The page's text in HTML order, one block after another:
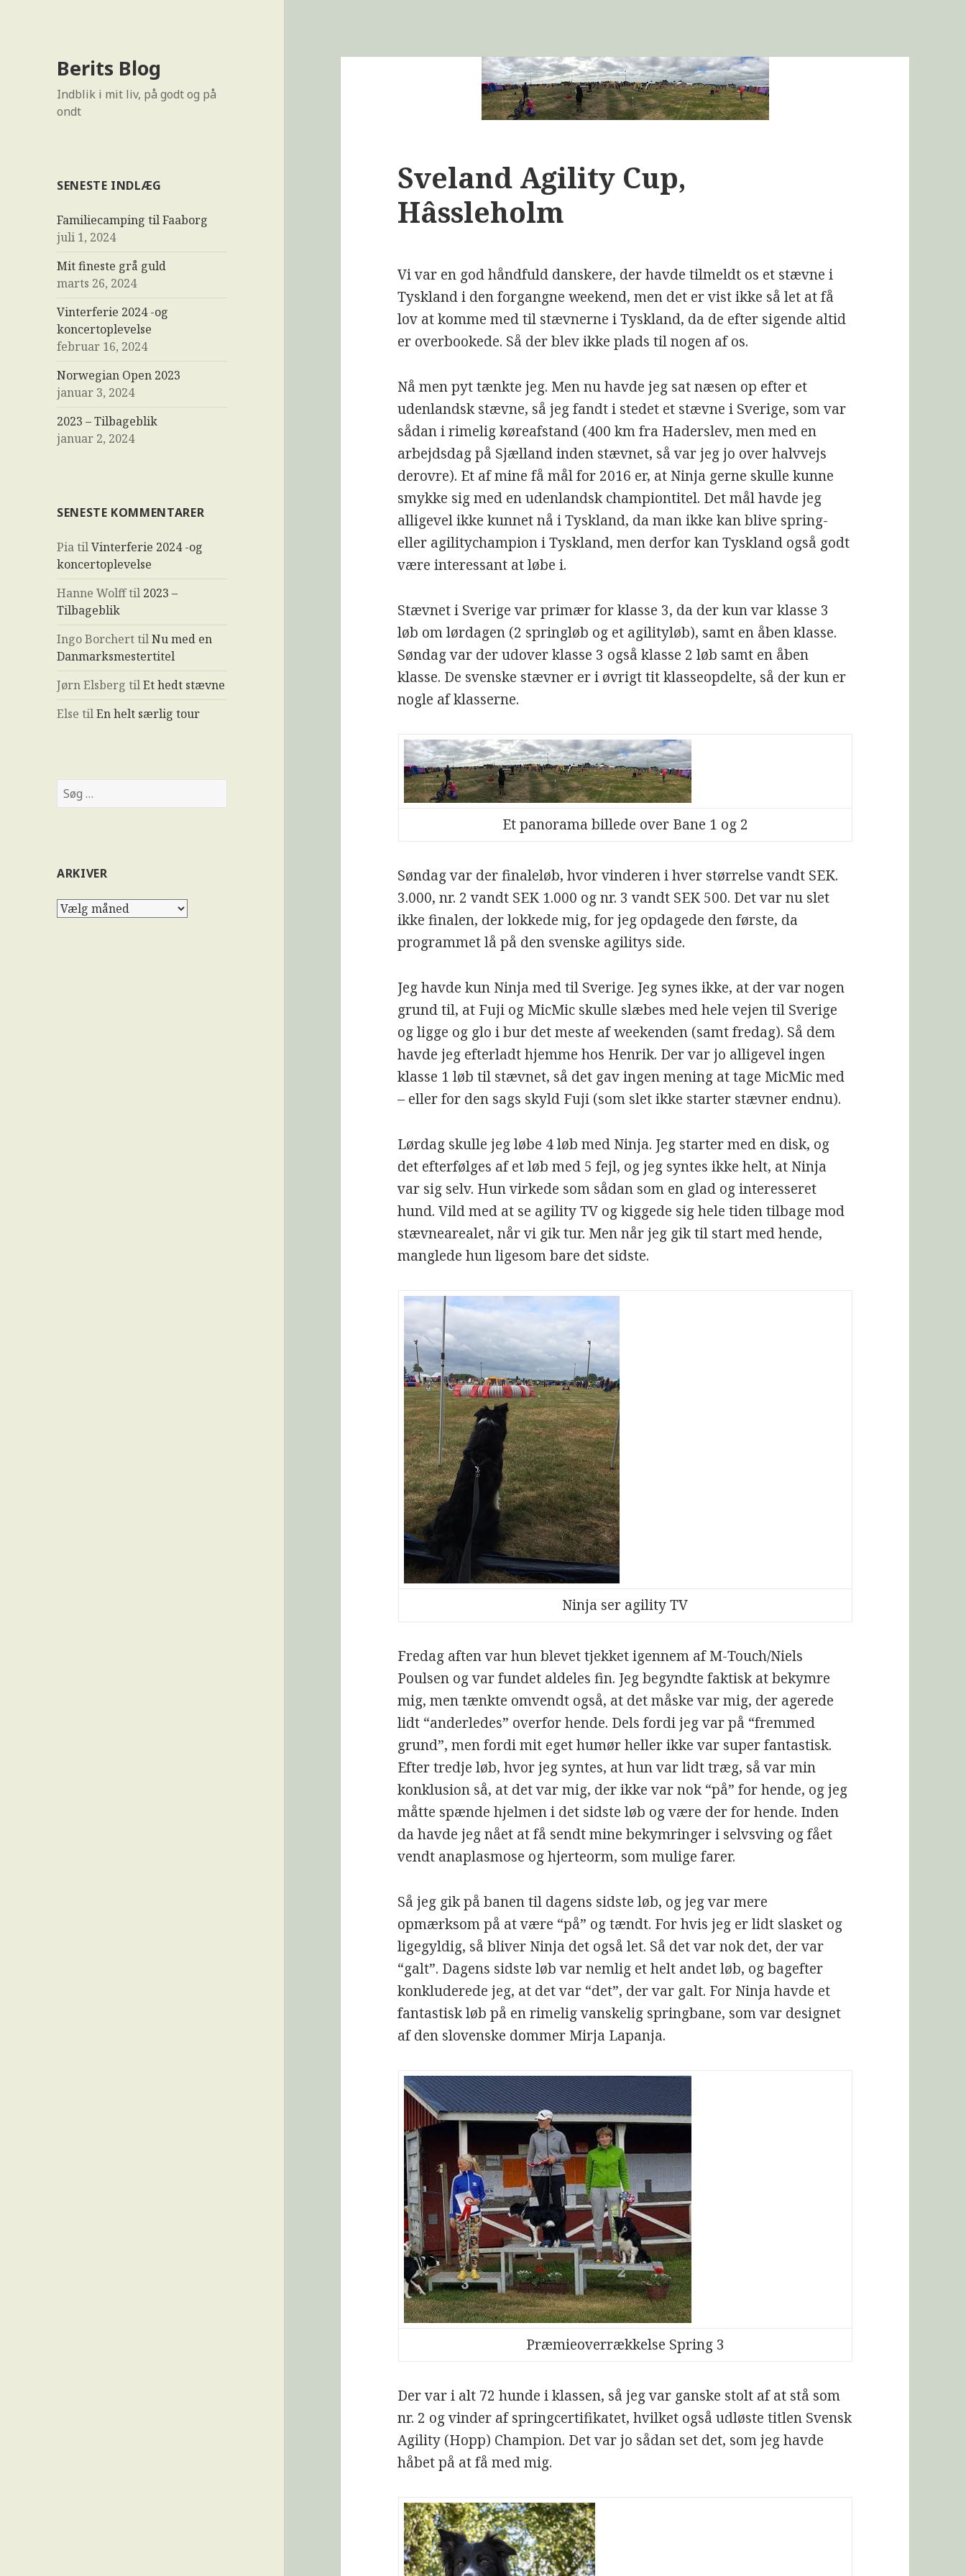
Berits Blog
Indblik i mit liv, på godt og på
ondt
SENESTE INDLÆG
Familiecamping til Faaborg
juli 1, 2024
Mit fineste grå guld
marts 26, 2024
Vinterferie 2024 -og
koncertoplevelse
februar 16, 2024
Norwegian Open 2023
januar 3, 2024
2023 – Tilbageblik
januar 2, 2024
SENESTE KOMMENTARER
PiatilVinterferie 2024 -og
koncertoplevelse
Hanne Wolfftil 2023 –
Tilbageblik
Ingo BorcherttilNu med en
Danmarksmestertitel
Jørn Elsberg tilEt hedt stævne
Else tilEn helt særlig tour
ARKIVER
Sveland Agility Cup,
Hâssleholm
Vi var en god håndfuld danskere, der havde tilmeldt os et stævne i
Tyskland i den forgangne weekend, men det er vist ikke så let at få
lov at komme med til stævnerne i Tyskland, da de efter sigende altid
er overbookede. Så der blev ikke plads til nogen af os.
Nå men pyt tænkte jeg. Men nu havde jeg sat næsen op efter et
udenlandsk stævne, så jeg fandt i stedet et stævne i Sverige, som var
sådan i rimelig køreafstand (400 km fra Haderslev, men med en
arbejdsdag på Sjælland inden stævnet, så var jeg jo over halvvejs
derovre). Et af mine få mål for 2016 er, at Ninja gerne skulle kunne
smykke sig med en udenlandsk championtitel. Det mål havde jeg
alligevel ikke kunnet nå i Tyskland, da man ikke kan blive spring-
eller agilitychampion i Tyskland, men derfor kan Tyskland også godt
være interessant at løbe i.
Stævnet i Sverige var primær for klasse 3, da der kun var klasse 3
løb om lørdagen (2 springløb og et agilityløb), samt en åben klasse.
Søndag var der udover klasse 3 også klasse 2 løb samt en åben
klasse. De svenske stævner er i øvrigt tit klasseopdelte, så der kun er
nogle af klasserne.
Et panorama billede over Bane 1 og 2
Søndag var der finaleløb, hvor vinderen i hver størrelse vandt SEK.
3.000, nr. 2 vandt SEK 1.000 og nr. 3 vandt SEK 500. Det var nu slet
ikke finalen, der lokkede mig, for jeg opdagede den første, da
programmet lå på den svenske agilitys side.
Jeg havde kun Ninja med til Sverige. Jeg synes ikke, at der var nogen
grund til, at Fuji og MicMic skulle slæbes med hele vejen til Sverige
og ligge og glo i bur det meste af weekenden (samt fredag). Så dem
havde jeg efterladt hjemme hos Henrik. Der var jo alligevel ingen
klasse 1 løb til stævnet, så det gav ingen mening at tage MicMic med
– eller for den sags skyld Fuji (som slet ikke starter stævner endnu).
Lørdag skulle jeg løbe 4 løb med Ninja. Jeg starter med en disk, og
det efterfølges af et løb med 5 fejl, og jeg syntes ikke helt, at Ninja
var sig selv. Hun virkede som sådan som en glad og interesseret
hund. Vild med at se agility TV og kiggede sig hele tiden tilbage mod
stævnearealet, når vi gik tur. Men når jeg gik til start med hende,
manglede hun ligesom bare det sidste.
Ninja ser agility TV
Fredag aften var hun blevet tjekket igennem af M-Touch/Niels
Poulsen og var fundet aldeles fin. Jeg begyndte faktisk at bekymre
mig, men tænkte omvendt også, at det måske var mig, der agerede
lidt “anderledes” overfor hende. Dels fordi jeg var på “fremmed
grund”, men fordi mit eget humør heller ikke var super fantastisk.
Efter tredje løb, hvor jeg syntes, at hun var lidt træg, så var min
konklusion så, at det var mig, der ikke var nok “på” for hende, og jeg
måtte spænde hjelmen i det sidste løb og være der for hende. Inden
da havde jeg nået at få sendt mine bekymringer i selvsving og fået
vendt anaplasmose og hjerteorm, som mulige farer.
Så jeg gik på banen til dagens sidste løb, og jeg var mere
opmærksom på at være “på” og tændt. For hvis jeg er lidt slasket og
ligegyldig, så bliver Ninja det også let. Så det var nok det, der var
“galt”. Dagens sidste løb var nemlig et helt andet løb, og bagefter
konkluderede jeg, at det var “det”, der var galt. For Ninja havde et
fantastisk løb på en rimelig vanskelig springbane, som var designet
af den slovenske dommer Mirja Lapanja.
Præmieoverrækkelse Spring 3
Der var i alt 72 hunde i klassen, så jeg var ganske stolt af at stå som
nr. 2 og vinder af springcertifikatet, hvilket også udløste titlen Svensk
Agility (Hopp) Champion. Det var jo sådan set det, som jeg havde
håbet på at få med mig.